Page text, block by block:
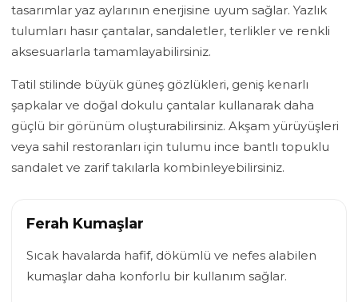
tasarımlar yaz aylarının enerjisine uyum sağlar. Yazlık
tulumları hasır çantalar, sandaletler, terlikler ve renkli
aksesuarlarla tamamlayabilirsiniz.
Tatil stilinde büyük güneş gözlükleri, geniş kenarlı
şapkalar ve doğal dokulu çantalar kullanarak daha
güçlü bir görünüm oluşturabilirsiniz. Akşam yürüyüşleri
veya sahil restoranları için tulumu ince bantlı topuklu
sandalet ve zarif takılarla kombinleyebilirsiniz.
Ferah Kumaşlar
Sıcak havalarda hafif, dökümlü ve nefes alabilen
kumaşlar daha konforlu bir kullanım sağlar.